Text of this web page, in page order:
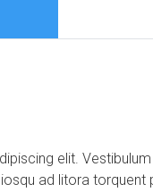
elit.
ad litora torquent